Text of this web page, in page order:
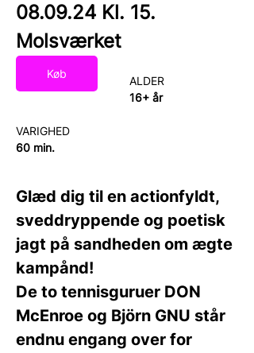
08.09.24 Kl. 15.
Molsværket
Køb
ALDER
16+ år
VARIGHED
60 min.
Glæd dig til en actionfyldt,
sveddryppende og poetisk
jagt på sandheden om ægte
kampånd!
De to tennisguruer DON
McEnroe og Björn GNU står
endnu engang over for